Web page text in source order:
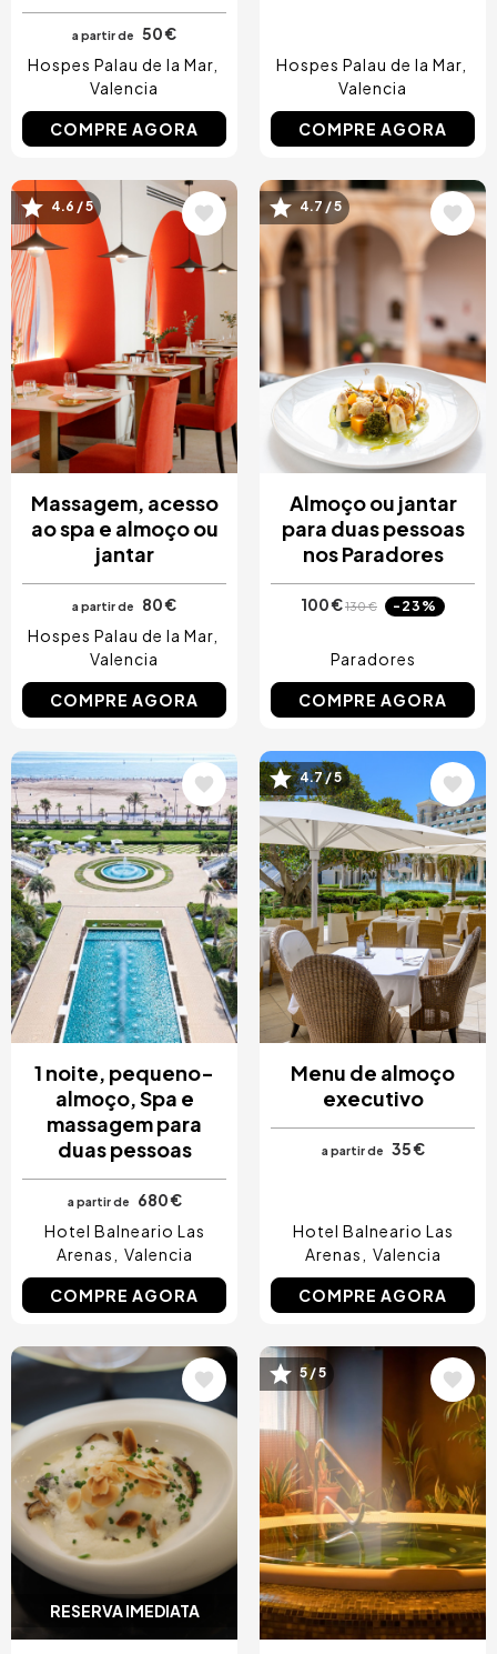
a partir de
50 €
Hospes Palau de la Mar
Valencia
COMPRE AGORA
Hospes Palau de la Mar
Valencia
COMPRE AGORA
Imagem
4.6 / 5
Massagem, acesso
ao spa e almoço ou
jantar
a partir de
80 €
Hospes Palau de la Mar
Valencia
COMPRE AGORA
Imagem
4.7 / 5
Almoço ou jantar
para duas pessoas
nos Paradores
100 €130 € -23%
Paradores
COMPRE AGORA
Imagem
1 noite, pequeno-
almoço, Spa e
massagem para
duas pessoas
a partir de
680 €
Hotel Balneario Las
Arenas
Valencia
COMPRE AGORA
Imagem
4.7 / 5
Menu de almoço
executivo
a partir de 35 €
Hotel Balneario Las
Arenas
Valencia
COMPRE AGORA
RESERVA IMEDIATA
Imagem Imagem
5 / 5